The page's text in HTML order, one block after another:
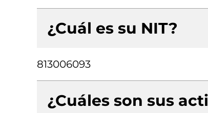
¿Cuál es su NIT?
813006093
¿Cuáles son sus